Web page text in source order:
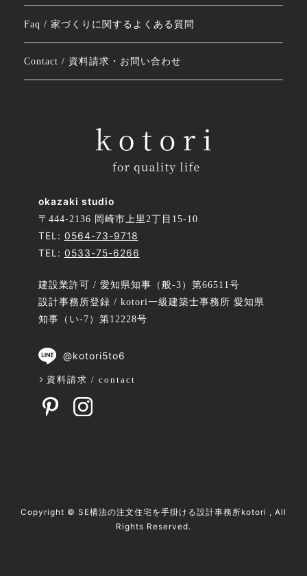
okazaki studio
〒444-2136 岡崎市上里2丁目15-10
TEL: 0564-73-9718
TEL: 0533-75-6266
建設業許可 / 愛知県知事（般-3）第66511号
設計事務所登録 / kotori一級建築士事務所 愛知県
知事（い-7）第12228号
@kotori5to6
資料請求 / contact
Faq / 家づくりに関するよくある質問
Contact / 資料請求・お問い合わせ
Copyright © SE構法の注文住宅を手掛ける設計事務所kotori , All
Rights Reserved.